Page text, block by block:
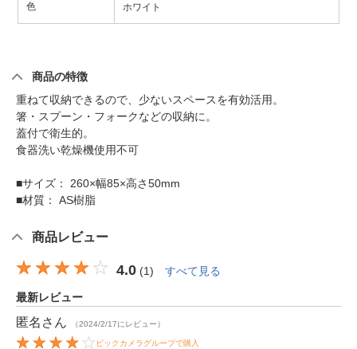
色 ホワイト
商品の特徴
重ねて収納できるので、少ないスペースを有効活用。
箸・スプーン・フォークなどの収納に。
蓋付で衛生的。
食器洗い乾燥機使用不可
■サイズ： 260×幅85×高さ50mm
■材質： AS樹脂
商品レビュー
4.0 (1) すべて見る
最新レビュー
匿名 さん （2024/2/17にレビュー）
ビックカメラグループで購入